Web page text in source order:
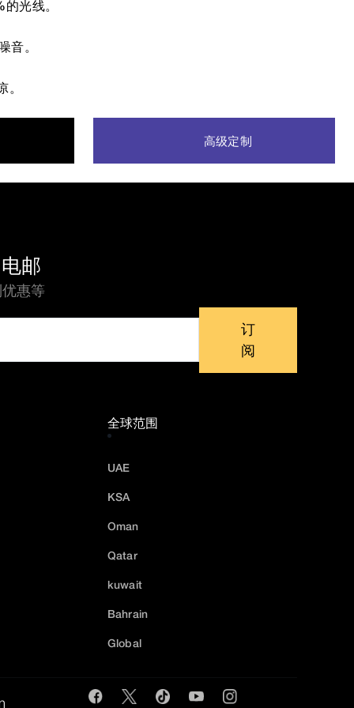
光线。
音。
高级定制
邮
惠等
订
阅
全球范围
UAE
KSA
Oman
Qatar
kuwait
Bahrain
Global